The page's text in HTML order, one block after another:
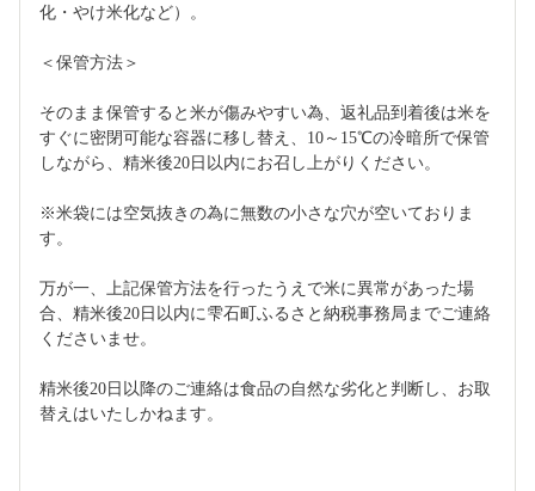
化・やけ米化など）。
＜保管方法＞
そのまま保管すると米が傷みやすい為、返礼品到着後は米を
すぐに密閉可能な容器に移し替え、10～15℃の冷暗所で保管
しながら、精米後20日以内にお召し上がりください。
※米袋には空気抜きの為に無数の小さな穴が空いておりま
す。
万が一、上記保管方法を行ったうえで米に異常があった場
合、精米後20日以内に雫石町ふるさと納税事務局までご連絡
くださいませ。
精米後20日以降のご連絡は食品の自然な劣化と判断し、お取
替えはいたしかねます。